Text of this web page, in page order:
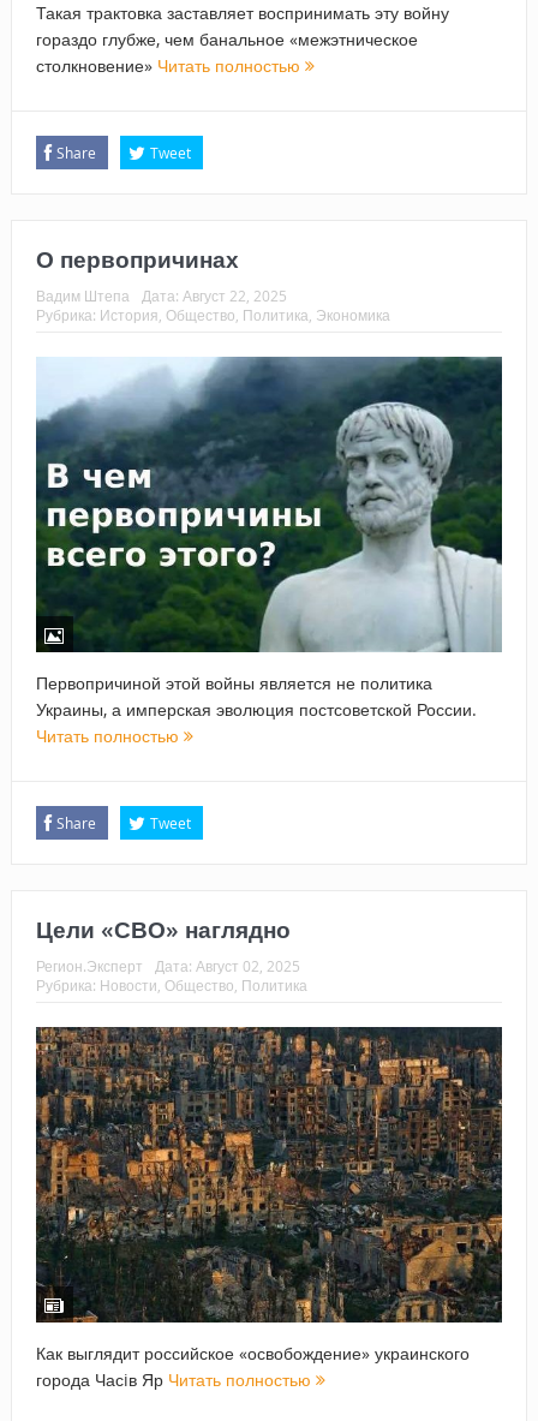
Такая трактовка заставляет воспринимать эту войну
гораздо глубже, чем банальное «межэтническое
столкновение» Читать полностью
Share Tweet
О первопричинах
Вадим Штепа Дата: Август 22, 2025
Рубрика: История, Общество, Политика, Экономика
Первопричиной этой войны является не политика
Украины, а имперская эволюция постсоветской России.
Читать полностью
Share Tweet
Цели «СВО» наглядно
Регион.Эксперт Дата: Август 02, 2025
Рубрика: Новости, Общество, Политика
Как выглядит российское «освобождение» украинского
города Часiв Яр Читать полностью